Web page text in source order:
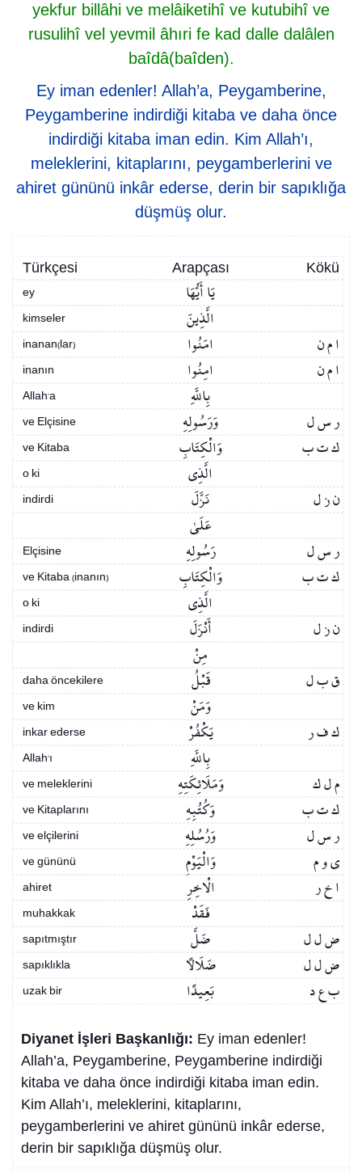
yekfur billâhi ve melâiketihî ve kutubihî ve
rusulihî vel yevmil âhıri fe kad dalle dalâlen
baîdâ(baîden).
Ey iman edenler! Allah’a, Peygamberine,
Peygamberine indirdiği kitaba ve daha önce
indirdiği kitaba iman edin. Kim Allah’ı,
meleklerini, kitaplarını, peygamberlerini ve
ahiret gününü inkâr ederse, derin bir sapıklığa
düşmüş olur.
Türkçesi Kökü
Arapçası
ey يَا أَيُّهَا
kimseler الَّذِينَ
inanan(lar) ا م ن امَنُوا
inanın ا م ن امِنُوا
Allah’a بِاللَّهِ
ve Elçisine ر س ل وَرَسُولِهِ
ve Kitaba ك ت ب وَالْكِتَابِ
o ki الَّذِي
indirdi ن ز ل
نَزَّلَ
عَلَىٰ
Elçisine ر س ل رَسُولِهِ
ve Kitaba (inanın) ك ت ب وَالْكِتَابِ
o ki الَّذِي
indirdi ن ز ل
أَنْزَلَ
مِنْ
daha öncekilere ق ب ل قَبْلُ
ve kim وَمَنْ
inkar ederse ك ف ر يَكْفُرْ
Allah’ı بِاللَّهِ
ve meleklerini م ل ك وَمَلَائِكَتِهِ
ve Kitaplarını ك ت ب وَكُتُبِهِ
ve elçilerini ر س ل وَرُسُلِهِ
ve gününü ي و م وَالْيَوْمِ
ahiret ا خ ر الْاخِرِ
muhakkak فَقَدْ
sapıtmıştır ض ل ل ضَلَّ
sapıklıkla ض ل ل ضَلَالًا
uzak bir ب ع د بَعِيدًا
Diyanet İşleri Başkanlığı: Ey iman edenler!
Allah’a, Peygamberine, Peygamberine indirdiği
kitaba ve daha önce indirdiği kitaba iman edin.
Kim Allah’ı, meleklerini, kitaplarını,
peygamberlerini ve ahiret gününü inkâr ederse,
derin bir sapıklığa düşmüş olur.